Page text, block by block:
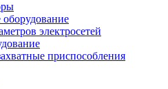
электросетей
приспособления